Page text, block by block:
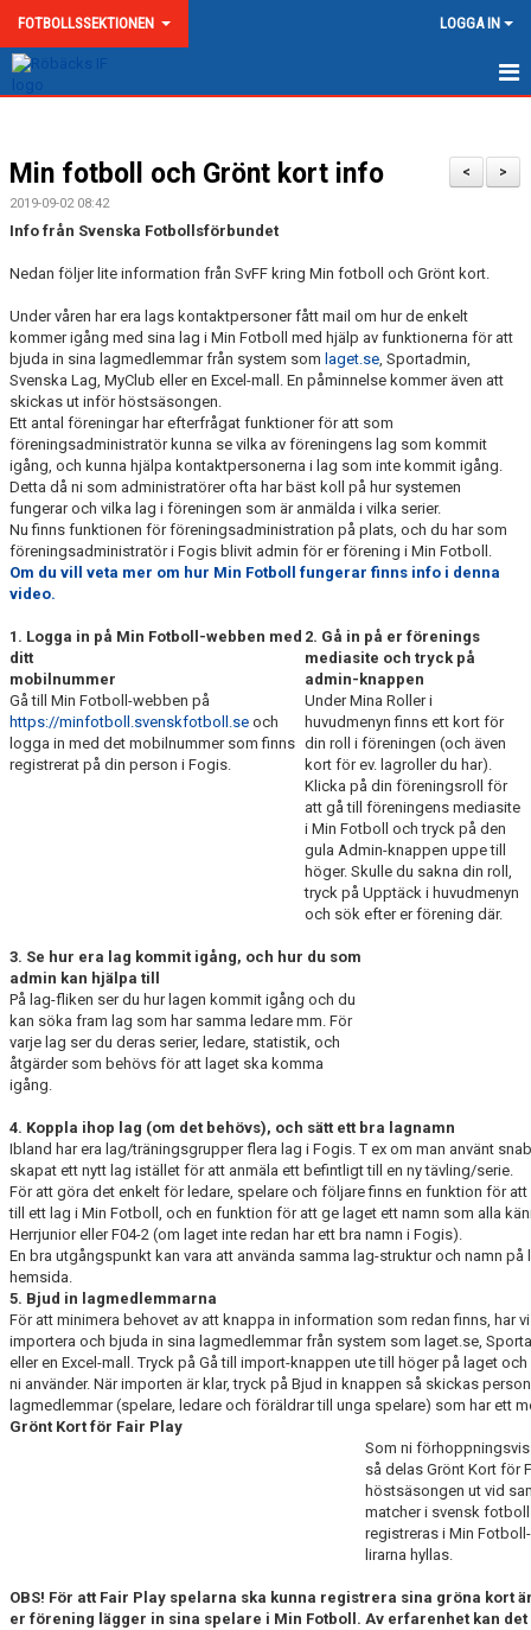
FOTBOLLSSEKTIONEN LOGGA IN
NYHETER
VIKTIGA DATUM
GRÖNT KORT OCH MATCHVÄRDAR
BOLLEK
KALENDER
DOKUMENT
KONTAKT
>
<
Min fotboll och Grönt kort info
2019-09-02 08:42
Info från Svenska Fotbollsförbundet
Nedan följer lite information från SvFF kring Min fotboll och Grönt kort.
Under våren har era lags kontaktpersoner fått mail om hur de enkelt
kommer igång med sina lag i Min Fotboll med hjälp av funktionerna för att
bjuda in sina lagmedlemmar från system som laget.se, Sportadmin,
Svenska Lag, MyClub eller en Excel-mall. En påminnelse kommer även att
skickas ut inför höstsäsongen.
Ett antal föreningar har efterfrågat funktioner för att som
föreningsadministratör kunna se vilka av föreningens lag som kommit
igång, och kunna hjälpa kontaktpersonerna i lag som inte kommit igång.
Detta då ni som administratörer ofta har bäst koll på hur systemen
fungerar och vilka lag i föreningen som är anmälda i vilka serier.
Nu finns funktionen för föreningsadministration på plats, och du har som
föreningsadministratör i Fogis blivit admin för er förening i Min Fotboll.
Om du vill veta mer om hur Min Fotboll fungerar finns info i denna
video.
1. Logga in på Min Fotboll-webben med
ditt
mobilnummer
Gå till Min Fotboll-webben på
https://minfotboll.svenskfotboll.se och
logga in med det mobilnummer som finns
registrerat på din person i Fogis.
2. Gå in på er förenings
mediasite och tryck på
admin-knappen
Under Mina Roller i
huvudmenyn finns ett kort för
din roll i föreningen (och även
kort för ev. lagroller du har).
Klicka på din föreningsroll för
att gå till föreningens mediasite
i Min Fotboll och tryck på den
gula Admin-knappen uppe till
höger. Skulle du sakna din roll,
tryck på Upptäck i huvudmenyn
och sök efter er förening där.
3. Se hur era lag kommit igång, och hur du som
admin kan hjälpa till
På lag-fliken ser du hur lagen kommit igång och du
kan söka fram lag som har samma ledare mm. För
varje lag ser du deras serier, ledare, statistik, och
åtgärder som behövs för att laget ska komma
igång.
4. Koppla ihop lag (om det behövs), och sätt ett bra lagnamn
Ibland har era lag/träningsgrupper flera lag i Fogis. T ex om man använt
skapat ett nytt lag istället för att anmäla ett befintligt till en ny tävling/serie.
För att göra det enkelt för ledare, spelare och följare finns en funktion för
till ett lag i Min Fotboll, och en funktion för att ge laget ett namn som alla
Herrjunior eller F04-2 (om laget inte redan har ett bra namn i Fogis).
En bra utgångspunkt kan vara att använda samma lag-struktur och namn på
hemsida.
5. Bjud in lagmedlemmarna
För att minimera behovet av att knappa in information som redan finns, har
importera och bjuda in sina lagmedlemmar från system som laget.se,
eller en Excel-mall. Tryck på Gå till import-knappen ute till höger på laget
ni använder. När importen är klar, tryck på Bjud in knappen så skickas
lagmedlemmar (spelare, ledare och föräldrar till unga spelare) som har ett
Grönt Kort för Fair Play
Som ni
så delas Grönt Kort för
höstsäsongen ut vid
matcher i svensk
registreras i Min
lirarna hyllas.
OBS! För att Fair Play spelarna ska kunna registrera sina gröna kort
er förening lägger in sina spelare i Min Fotboll. Av erfarenhet kan